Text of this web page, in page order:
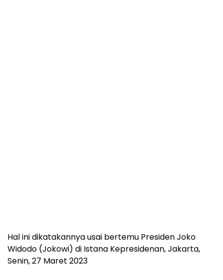
Hal ini dikatakannya usai bertemu Presiden Joko
Widodo (Jokowi) di Istana Kepresidenan, Jakarta,
Senin, 27 Maret 2023